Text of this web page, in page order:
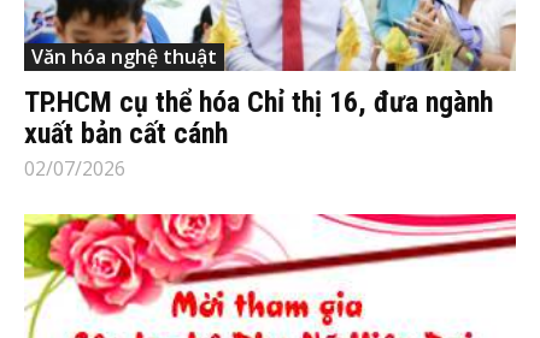
Văn hóa nghệ thuật
TP.HCM cụ thể hóa Chỉ thị 16, đưa ngành
xuất bản cất cánh
02/07/2026